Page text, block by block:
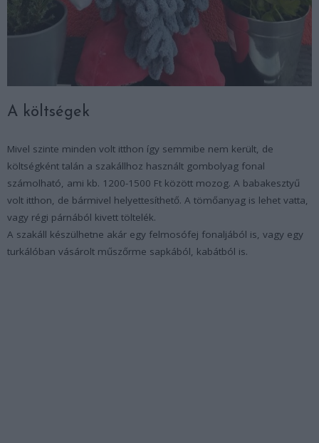
A költségek
Mivel szinte minden volt itthon így semmibe nem került, de
költségként talán a szakállhoz használt gombolyag fonal
számolható, ami kb. 1200-1500 Ft között mozog. A babakesztyű
volt itthon, de bármivel helyettesíthető. A tömőanyag is lehet vatta,
vagy régi párnából kivett töltelék.
A szakáll készülhetne akár egy felmosófej fonaljából is, vagy egy
turkálóban vásárolt műszőrme sapkából, kabátból is.